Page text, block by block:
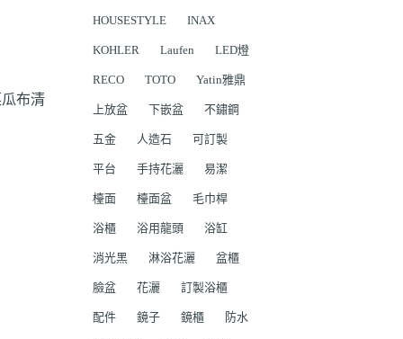
布清
HOUSESTYLE
INAX
KOHLER Laufen LED燈
RECO TOTO Yatin雅鼎
上放盆 下嵌盆 不鏽鋼
五金 人造石 可訂製
平台 手持花灑 易潔
檯面 檯面盆 毛巾桿
浴櫃 浴用龍頭 浴缸
消光黑 淋浴花灑 盆櫃
臉盆 花灑 訂製浴櫃
配件 鏡子 鏡櫃 防水